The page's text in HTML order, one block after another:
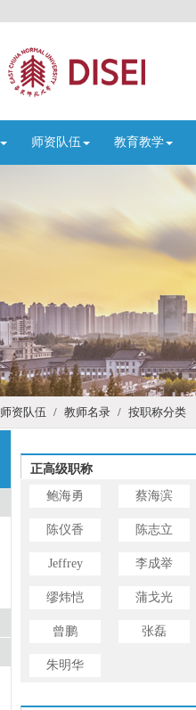
师资队伍 教育教学
师资队伍 / 教师名录 / 按职称分类
正高级职称
鲍海勇 蔡海滨
陈仪香 陈志立
Jeffrey 李成举
缪炜恺 蒲戈光
曾鹏 张磊
朱明华